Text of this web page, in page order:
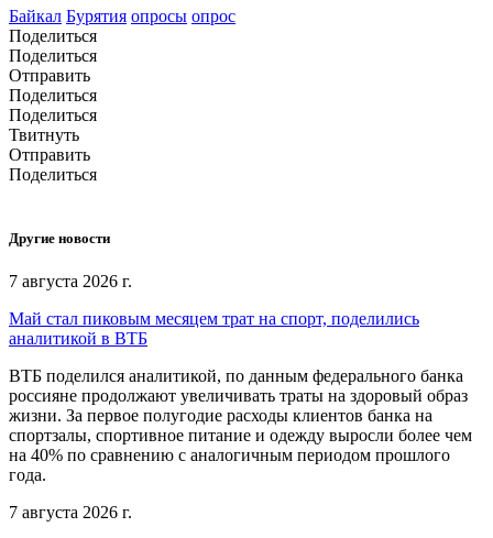
Байкал Бурятия опросы опрос
Поделиться
Поделиться
Отправить
Поделиться
Поделиться
Твитнуть
Отправить
Поделиться
Другие новости
7 августа 2026 г.
Май стал пиковым месяцем трат на спорт, поделились
аналитикой в ВТБ
ВТБ поделился аналитикой, по данным федерального банка
россияне продолжают увеличивать траты на здоровый образ
жизни. За первое полугодие расходы клиентов банка на
спортзалы, спортивное питание и одежду выросли более чем
на 40% по сравнению с аналогичным периодом прошлого
года.
7 августа 2026 г.